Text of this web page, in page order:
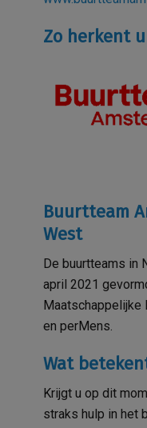
Zo herkent
Buurtteam
West
De buurtteams in
april 2021
Maatschappelijke
en perMens.
Wat
Krijgt u op dit
straks hulp in het